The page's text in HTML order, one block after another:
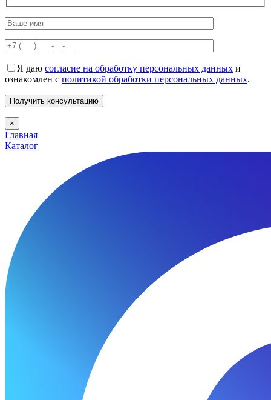
Я даю согласие на обработку персональных данных и
ознакомлен с политикой обработки персональных данных.
×
Главная
Каталог